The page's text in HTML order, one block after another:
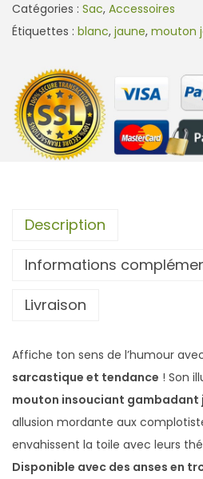
a
n
i
t
é
d
o
e
a
M
o
u
t
o
n
Catégories : Sac, Accessoires
Étiquettes : blanc, jaune, mouton
Description
Informations
Livraison
Affiche ton sens de l’humour
sarcastique et tendance ! Son
mouton insouciant gambadant
allusion mordante aux
envahissent la toile avec leurs
Disponible avec des anses en